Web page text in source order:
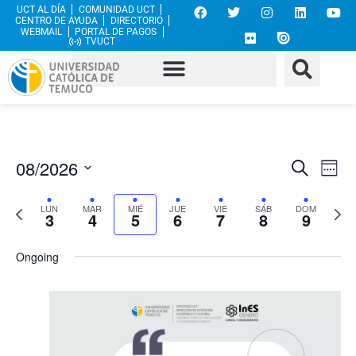
UCT AL DÍA
COMUNIDAD UCT
CENTRO DE AYUDA
DIRECTORIO
WEBMAIL
PORTAL DE PAGOS
TVUCT
de
y
Buscar
08/2026
fecha.
Semana
anterior
LUN
3 MAR
4 MIÉ
5 JUE
6 VIE
7 SÁB
8 DOM
9
Ongoing